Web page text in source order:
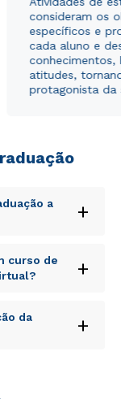
consideram os
específicos e
cada aluno e
conhecimentos,
atitudes,
protagonista da
a
+
error sit
illo inventore
quia
sed quia
curso de
+
error sit
da
+
e
para o